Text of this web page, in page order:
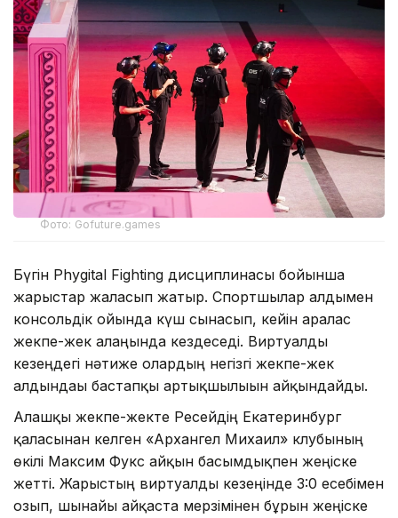
Фото: Gofuture.games
Бүгін Phygital Fighting дисциплинасы бойынша
жарыстар жалғасып жатыр. Спортшылар алдымен
консольдік ойында күш сынасып, кейін аралас
жекпе-жек алаңында кездеседі. Виртуалды
кезеңдегі нәтиже олардың негізгі жекпе-жек
алдындағы бастапқы артықшылығын айқындайды.
Алғашқы жекпе-жекте Ресейдің Екатеринбург
қаласынан келген «Архангел Михаил» клубының
өкілі Максим Фукс айқын басымдықпен жеңіске
жетті. Жарыстың виртуалды кезеңінде 3:0 есебімен
озып, шынайы айқаста мерзімінен бұрын жеңіске